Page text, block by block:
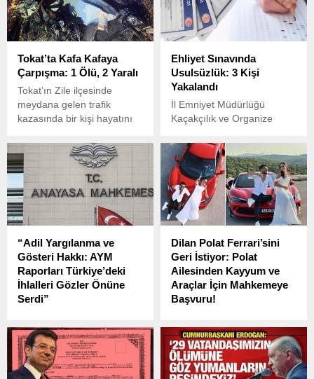
Tokat’ta Kafa Kafaya
Çarpışma: 1 Ölü, 2 Yaralı
Tokat’ın Zile ilçesinde
meydana gelen trafik
kazasında bir kişi hayatını
Ehliyet Sınavında
Usulsüzlük: 3 Kişi
Yakalandı
İl Emniyet Müdürlüğü
Kaçakçılık ve Organize
ekipleri, ehliyet sınavlarında
usulsüzlük yapan kişilere
yönelik çalışma başlattı.
“Adil Yargılanma ve
Gösteri Hakkı: AYM
Raporları Türkiye’deki
İhlalleri Gözler Önüne
Serdi”
Büyükşehir Belediye
Başkanı Ekrem
İmamoğlu’nun tutuklanması
ve öğrencilere yönelik
Dilan Polat Ferrari’sini
Geri İstiyor: Polat
Ailesinden Kayyum ve
Araçlar İçin Mahkemeye
Başvuru!
Dilan Polat, kara para
aklama ve vergi kaçırma
suçlamalarıyla tutuklu
bulunduğu süreçte dikkat